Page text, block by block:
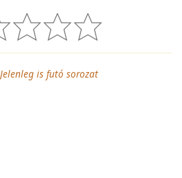
Jelenleg is futó sorozat